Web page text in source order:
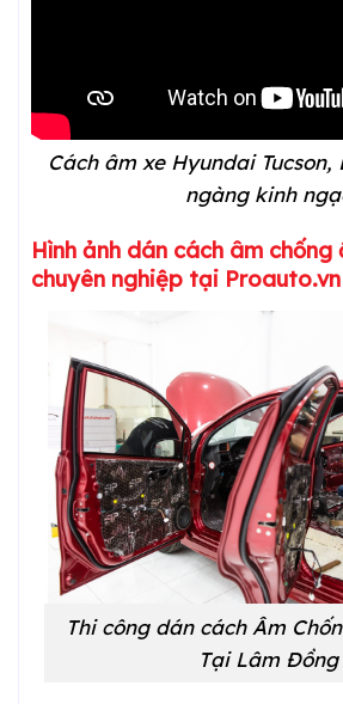
Cách âm xe Hyundai Tucson,
ngàng kinh
Hình ảnh dán cách âm chống
chuyên nghiệp tại Proauto.vn
Thi công dán cách Âm
Tại Lâm Đồng